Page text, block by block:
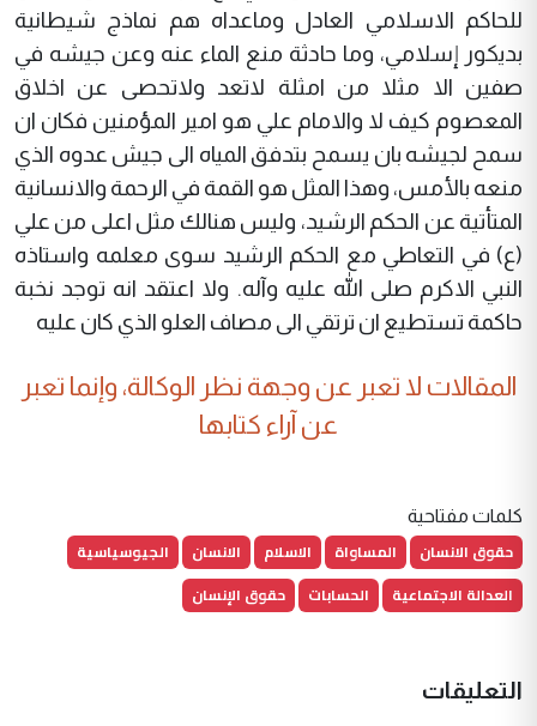
للحاكم الاسلامي العادل وماعداه هم نماذج شيطانية
بديكور إسلامي، وما حادثة منع الماء عنه وعن جيشه في
صفين الا مثلا من امثلة لاتعد ولاتحصى عن اخلاق
المعصوم كيف لا والامام علي هو امير المؤمنين فكان ان
سمح لجيشه بان يسمح بتدفق المياه الى جيش عدوه الذي
منعه بالأمس، وهذا المثل هو القمة في الرحمة والانسانية
المتأتية عن الحكم الرشيد، وليس هنالك مثل اعلى من علي
(ع) في التعاطي مع الحكم الرشيد سوى معلمه واستاذه
النبي الاكرم صلى الله عليه وآله. ولا اعتقد انه توجد نخبة
حاكمة تستطيع ان ترتقي الى مصاف العلو الذي كان عليه
المقالات لا تعبر عن وجهة نظر الوكالة، وإنما تعبر
عن آراء كتابها
كلمات مفتاحية
حقوق الانسان المساواة الاسلام الانسان
الجيوسياسية
العدالة الاجتماعية
الحسابات حقوق الإنسان
التعليقات